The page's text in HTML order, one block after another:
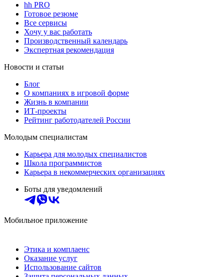
hh PRO
Готовое резюме
Все сервисы
Хочу у вас работать
Производственный календарь
Экспертная рекомендация
Новости и статьи
Блог
О компаниях в игровой форме
Жизнь в компании
ИТ-проекты
Рейтинг работодателей России
Молодым специалистам
Карьера для молодых специалистов
Школа программистов
Карьера в некоммерческих организациях
Боты для уведомлений
Мобильное приложение
Этика и комплаенс
Оказание услуг
Использование сайтов